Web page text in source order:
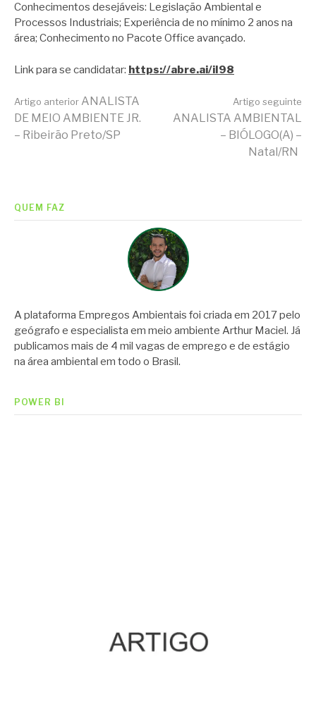
Conhecimentos desejáveis: Legislação Ambiental e
Processos Industriais; Experiência de no mínimo 2 anos na
área; Conhecimento no Pacote Office avançado.
Link para se candidatar: https://abre.ai/iI98
Continue
Artigo anterior ANALISTA
DE MEIO AMBIENTE JR.
– Ribeirão Preto/SP
Artigo seguinte
ANALISTA AMBIENTAL
– BIÓLOGO(A) –
Natal/RN
QUEM FAZ
A plataforma Empregos Ambientais foi criada em 2017 pelo
geógrafo e especialista em meio ambiente Arthur Maciel. Já
publicamos mais de 4 mil vagas de emprego e de estágio
na área ambiental em todo o Brasil.
POWER BI